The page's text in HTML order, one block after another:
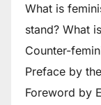
What is
stand? What
Counter-
Preface by
Foreword